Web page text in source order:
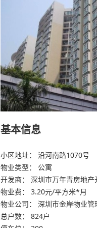
基本信息
小区地址： 沿河南路1070号
物业类型： 公寓
开发商： 深圳市万年青房地产
物业费： 3.20元/平方米*月
物业公司： 深圳市金岸物业
总户数： 824户